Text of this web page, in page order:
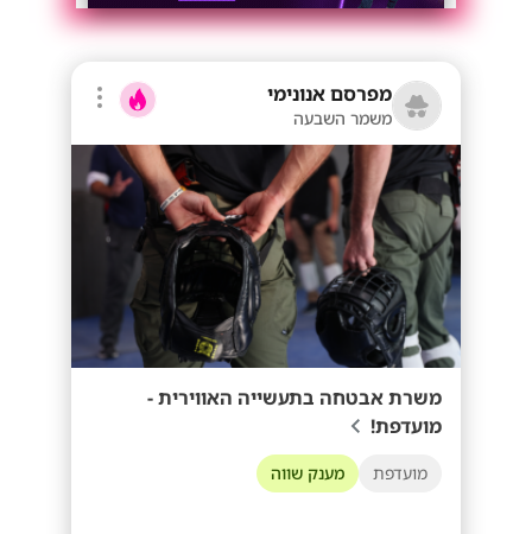
מפרסם אנונימי
משמר השבעה
משרת אבטחה בתעשייה האווירית -
מועדפת!
מועדפת מענק שווה